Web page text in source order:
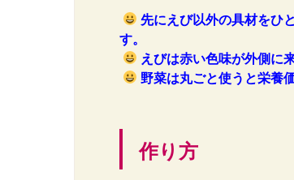
先にえび以外の具材をひ
す。
えびは赤い色味が外側に
野菜は丸ごと使うと栄養
作り方